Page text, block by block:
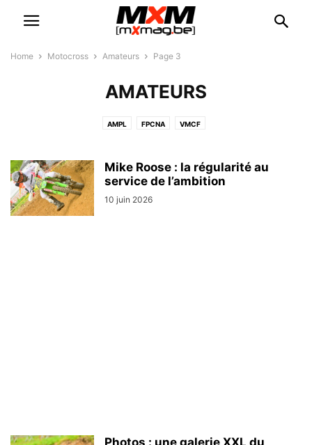
Home Motocross Amateurs Page 3
AMATEURS
AMPL FPCNA VMCF
Mike Roose : la régularité au
service de l’ambition
10 juin 2026
Photos : une galerie XXL du